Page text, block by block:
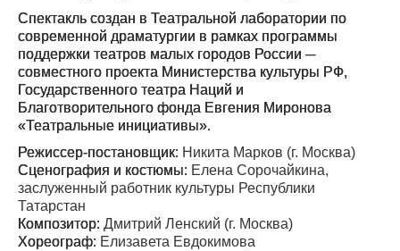
Спектакль создан в Театральной лаборатории по
современной драматургии в рамках программы
поддержки театров малых городов России ─
совместного проекта Министерства культуры РФ,
Государственного театра Наций и
Благотворительного фонда Евгения Миронова
«Театральные инициативы».
Режиссер-постановщик: Никита Марков (г. Москва)
Сценография и костюмы: Елена Сорочайкина,
заслуженный работник культуры Республики
Татарстан
Композитор: Дмитрий Ленский (г. Москва)
Хореограф: Елизавета Евдокимова